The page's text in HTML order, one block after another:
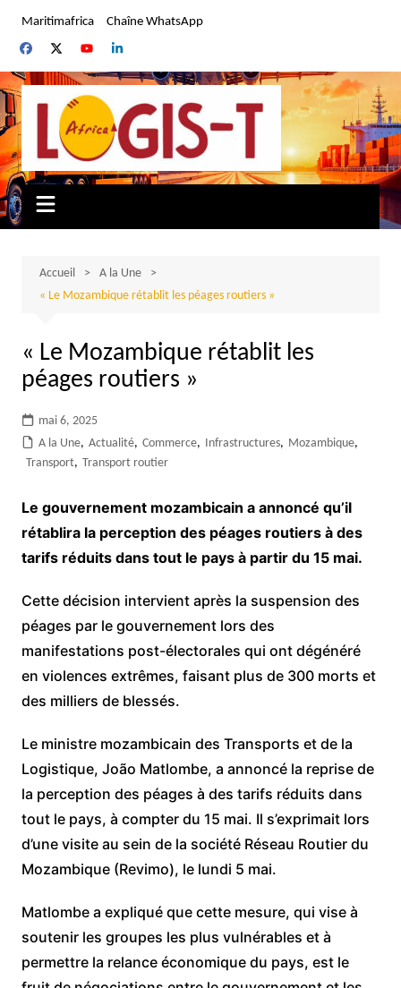
contenu
Maritimafrica Chaîne WhatsApp
Accueil
A la Une
« Le Mozambique rétablit les péages routiers »
« Le Mozambique rétablit les
péages routiers »
mai 6, 2025
A la Une, Actualité, Commerce, Infrastructures, Mozambique,
Transport, Transport routier
Le gouvernement mozambicain a annoncé qu’il
rétablira la perception des péages routiers à des
tarifs réduits dans tout le pays à partir du 15 mai.
Cette décision intervient après la suspension des
péages par le gouvernement lors des
manifestations post-électorales qui ont dégénéré
en violences extrêmes, faisant plus de 300 morts et
des milliers de blessés.
Le ministre mozambicain des Transports et de la
Logistique, João Matlombe, a annoncé la reprise de
la perception des péages à des tarifs réduits dans
tout le pays, à compter du 15 mai. Il s’exprimait lors
d’une visite au sein de la société Réseau Routier du
Mozambique (Revimo), le lundi 5 mai.
Matlombe a expliqué que cette mesure, qui vise à
soutenir les groupes les plus vulnérables et à
permettre la relance économique du pays, est le